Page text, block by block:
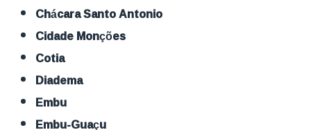
Chácara Santo Antonio
Cidade Monções
Cotia
Diadema
Embu
Embu-Guaçu